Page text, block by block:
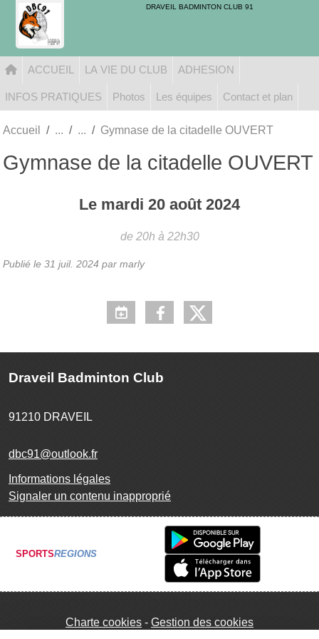
DRAVEIL BADMINTON CLUB 91
ACCUEIL LA VIE DU CLUB ADHESION
INFOS PRATIQUES Photos Les équipes Contact et plan
Accueil Gymnase de la citadelle OUVERT
Gymnase de la citadelle OUVERT
Le mardi 20 août 2024
de 20h à 22h30
Publié le 31 juil. 2024 par marly
Draveil Badminton Club
91210 DRAVEIL
dbc91@outlook.fr
Informations légales
Signaler un contenu inapproprié
SPORTSREGIONS
Charte cookies Gestion des cookies
Panneau de gestion des cookies